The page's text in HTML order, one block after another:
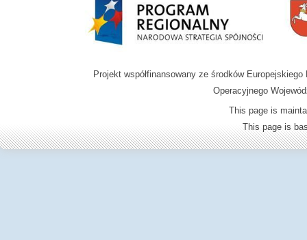
Projekt współfinansowany ze środków
Operacyjnego
This page is
This page is